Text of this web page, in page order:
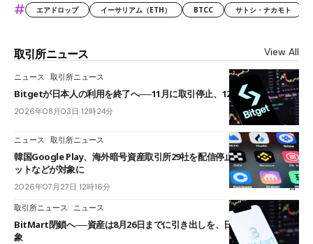
# エアドロップ イーサリアム（ETH） BTCC サトシ・ナカモト
取引所ニュース View All
ニュース 取引所ニュース
Bitgetが日本人の利用を終了へ──11月に取引停止、12月末に強制決済
2026年08月03日 12時24分
ニュース 取引所ニュース
韓国Google Play、海外暗号資産取引所29社を配信停止──OKXやバイビ
ットなどが対象に
2026年07月27日 12時16分
取引所ニュース ニュース
BitMart閉鎖へ──資産は8月26日までに引き出しを、日本人利用者も対
象